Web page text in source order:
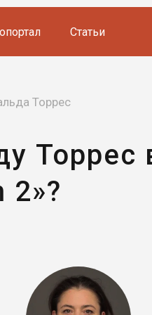
Статьи
Торрес
Торрес
2»?